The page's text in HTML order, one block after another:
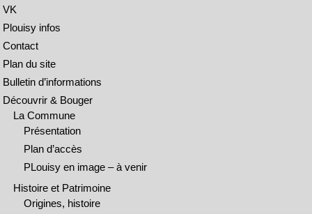
VK
Plouisy infos
Contact
Plan du site
Bulletin d’informations
Découvrir & Bouger
La Commune
Présentation
Plan d’accès
PLouisy en image – à venir
Histoire et Patrimoine
Origines, histoire